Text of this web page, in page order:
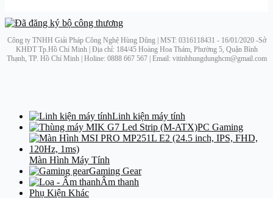
Công ty TNHH Giải Pháp Công Nghệ Hùng Dũng | MST: 0316118431 - 16/01/2020 -Sở
KHĐT Tp.Hồ Chí Minh | Địa chỉ: 184/45 Hoàng Hoa Thám, Phường 5, Quận Bình
Thạnh, TP. Hồ Chí Minh | Holine: 0888 667 567 | Email: vitinhhungdunghcm@gmail.com
Linh kiện máy tính
PC Gaming
Màn Hình Máy Tính
Gaming Gear
Âm thanh
Phụ Kiện Khác